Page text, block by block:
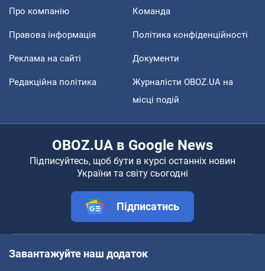
Про компанію Команда
Правова інформація Політика конфіденційності
Реклама на сайті Документи
Редакційна політика
Журналісти OBOZ.UA на
місці подій
OBOZ.UA в Google News
Підписуйтесь, щоб бути в курсі останніх новин
України та світу сьогодні
Підписатись
Завантажуйте наш додаток